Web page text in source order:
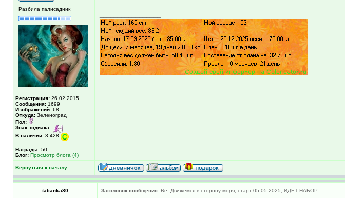
Разбила палисадник
Регистрация: 26.02.2015
Сообщения: 1699
Изображений: 68
Откуда: Зеленоград
Пол:
Знак зодиака:
В наличии: 3,428
Награды: 50
Блог: Просмотр блога (4)
Вернуться к началу
tatianka80 Заголовок сообщения: Re: Движемся в сторону моря, старт 05.05.2025, ИДЁТ НАБОР